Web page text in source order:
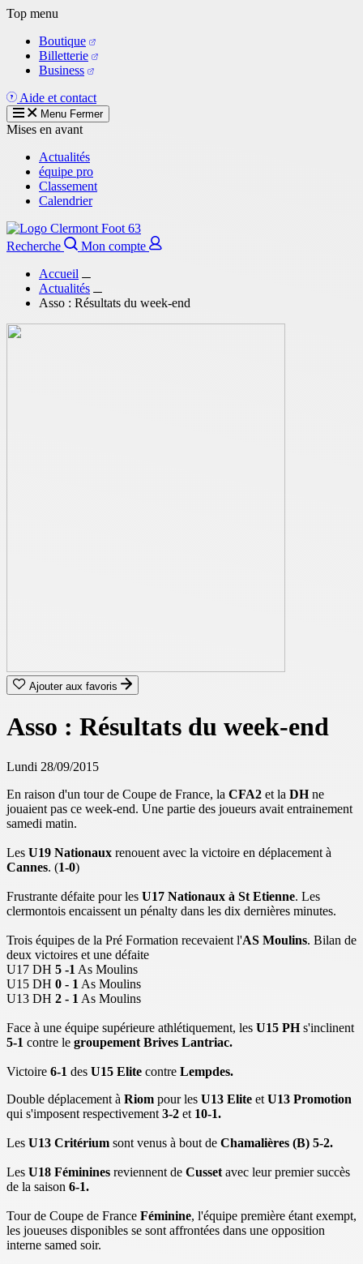
Aller
contenu
principal
Top menu
Boutique
Billetterie
Business
Aide et contact
Menu Fermer
Mises en avant
Actualités
équipe pro
Classement
Calendrier
Recherche
Mon compte
Accueil
Actualités
Asso : Résultats du week-end
Ajouter aux favoris
Asso : Résultats du week-end
Lundi 28/09/2015
En raison d'un tour de Coupe de France, la CFA2 et la DHne
jouaient pas ce week-end. Une partie des joueurs avait entrainement
samedi matin.
Les U19 Nationaux renouent avec la victoire en déplacement à
Cannes. (1-0)
Frustrante défaite pour les U17 Nationaux à St Etienne. Les
clermontois encaissent un pénalty dans les dix dernières minutes.
Trois équipes de la Pré Formation recevaient l'AS Moulins. Bilan de
deux victoires et une défaite
U17 DH 5 -1 As Moulins
U15 DH 0 - 1 As Moulins
U13 DH 2 - 1 As Moulins
Face à une équipe supérieure athlétiquement, les U15 PHs'inclinent
5-1 contre le groupement Brives Lantriac.
Victoire 6-1 des U15 Elite contre Lempdes.
Double déplacement à Riom pour les U13 Elite et U13 Promotion
qui s'imposent respectivement 3-2 et 10-1.
Les U13 Critérium sont venus à bout de Chamalières (B) 5-2.
Les U18 Féminines reviennent de Cusset avec leur premier succès
de la saison 6-1.
Tour de Coupe de France Féminine, l'équipe première étant exempt,
les joueuses disponibles se sont affrontées dans une opposition
interne samed soir.